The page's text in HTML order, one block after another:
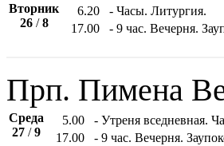
Вторник
26/8
6.20
- Часы. Литургия.
17.00
- 9 час. Вечерня.
Прп. Пимена
Среда
27 /9
5.00
- Утреня вседневная.
17.00
- 9 час. Вечерня.